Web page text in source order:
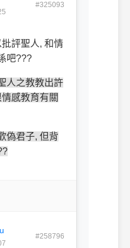
#325093
評聖人, 和情
吧???
人之教教出許
感教育有關
偽君子, 但背
#258796